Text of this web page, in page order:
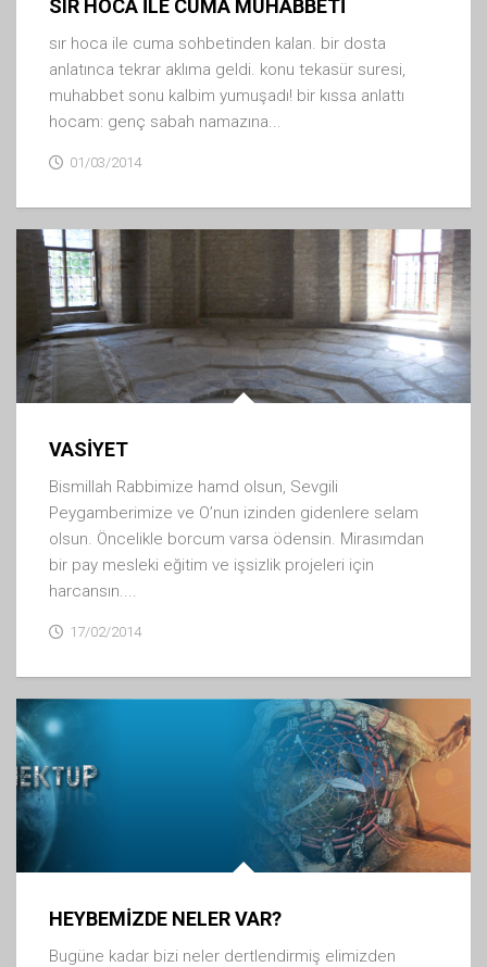
SIR HOCA İLE CUMA MUHABBETİ
sır hoca ile cuma sohbetinden kalan. bir dosta
anlatınca tekrar aklıma geldi. konu tekasür suresi,
muhabbet sonu kalbim yumuşadı! bir kıssa anlattı
hocam: genç sabah namazına...
01/03/2014
VASİYET
Bismillah Rabbimize hamd olsun, Sevgili
Peygamberimize ve O’nun izinden gidenlere selam
olsun. Öncelikle borcum varsa ödensin. Mirasımdan
bir pay mesleki eğitim ve işsizlik projeleri için
harcansın....
17/02/2014
HEYBEMİZDE NELER VAR?
Bugüne kadar bizi neler dertlendirmiş elimizden